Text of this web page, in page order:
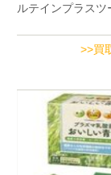
ルテインプラスツ
>>買